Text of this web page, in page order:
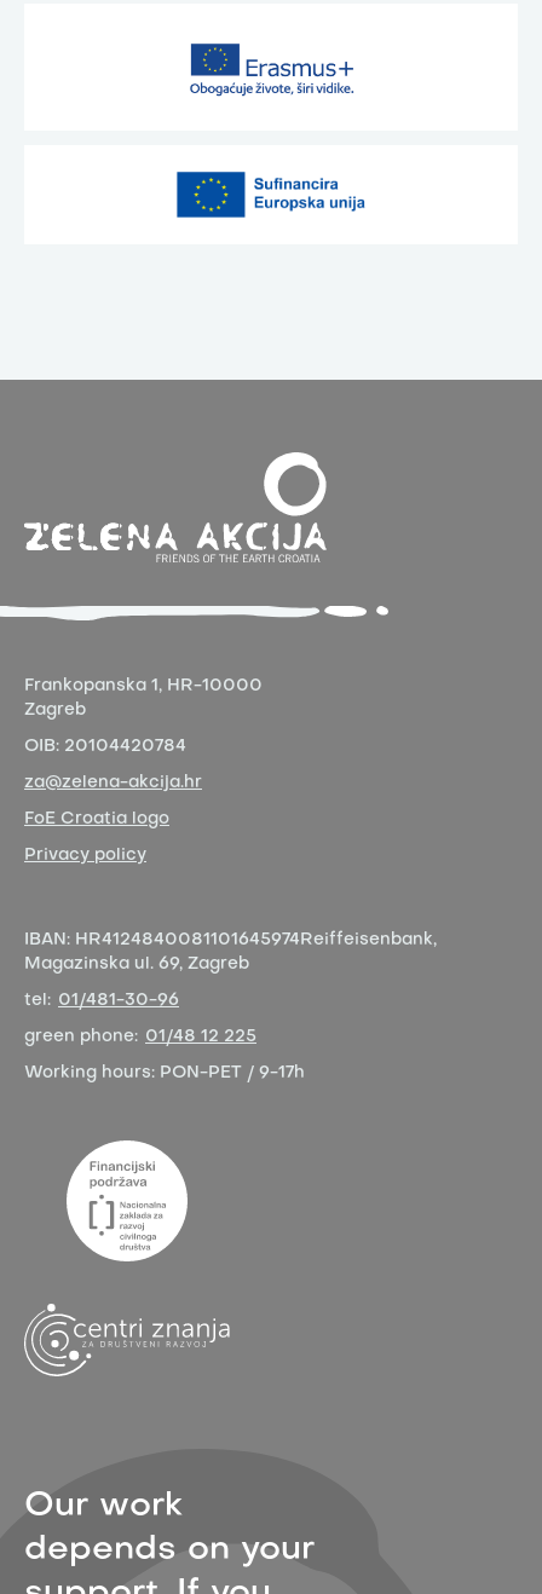
Frankopanska 1, HR-10000
Zagreb
OIB: 20104420784
za@zelena-akcija.hr
FoE Croatia logo
Privacy policy
IBAN: HR4124840081101645974 Reiffeisenbank,
Magazinska ul. 69, Zagreb
tel: 01/481-30-96
green phone: 01/48 12 225
Working hours: PON-PET / 9-17h
Our work
depends on your